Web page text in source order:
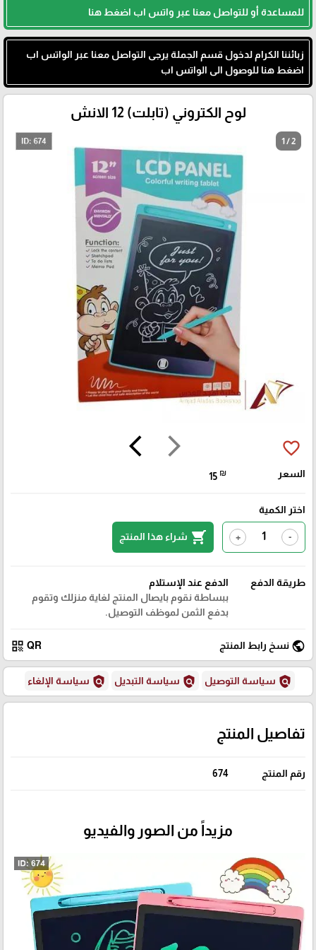
للمساعدة أو للتواصل معنا عبر واتس اب اضغط هنا
زبائننا الكرام لدخول قسم الجملة يرجى التواصل معنا عبر الواتس اب
اضغط هنا للوصول الى الواتس اب
لوح الكتروني (تابلت) 12 الانش
1 / 2
arrow_forward_ios
arrow_back_ios favorite_border
السعر 15 ₪
اختر الكمية
-
+
shopping_cart شراء هذا المنتج
طريقة الدفع
الدفع عند الإستلام
ببساطة نقوم بايصال المنتج لغاية منزلك وتقوم
بدفع الثمن لموظف التوصيل.
public نسخ رابط المنتج QR
qr_code
policy سياسة التوصيل policy سياسة التبديل policy سياسة الإلغاء
تفاصيل المنتج
رقم المنتج 674
مزيداً من الصور والفيديو